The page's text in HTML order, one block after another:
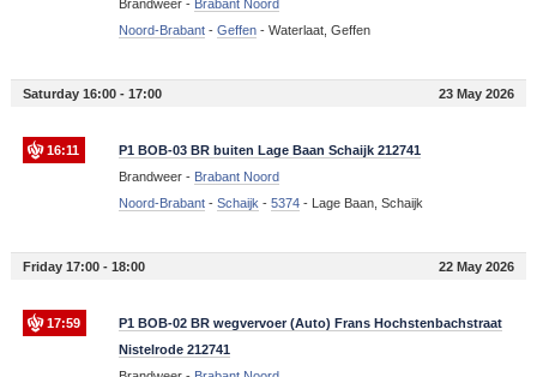
Brandweer - Brabant Noord
Noord-Brabant- Geffen- Waterlaat, Geffen
Saturday 16:00 - 17:00 23 May 2026
16:11
P1 BOB-03 BR buiten Lage Baan Schaijk 212741
Brandweer - Brabant Noord
Noord-Brabant- Schaijk - 5374- Lage Baan, Schaijk
Friday 17:00 - 18:00 22 May 2026
17:59
P1 BOB-02 BR wegvervoer (Auto) Frans Hochstenbachstraat
Nistelrode 212741